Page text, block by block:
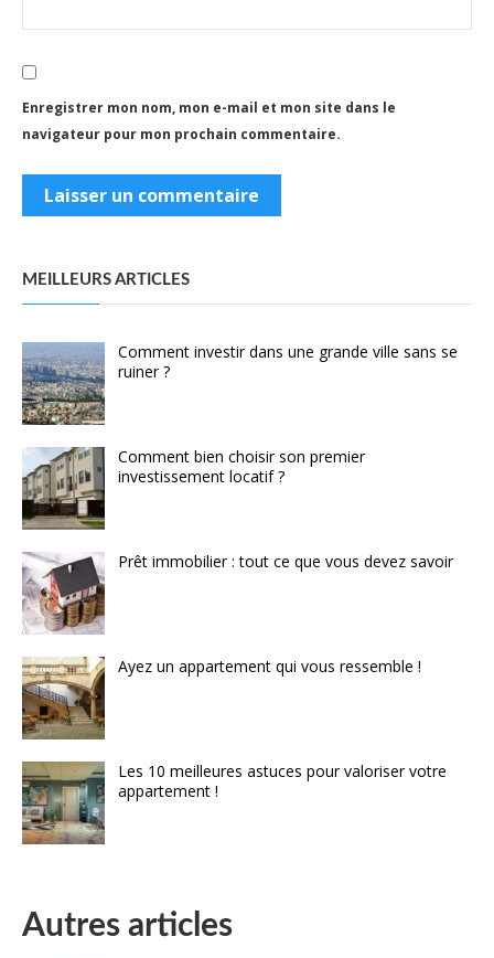
Enregistrer mon nom, mon e-mail et mon site dans le
navigateur pour mon prochain commentaire.
MEILLEURS ARTICLES
Comment investir dans une grande ville sans se
ruiner ?
Comment bien choisir son premier
investissement locatif ?
Prêt immobilier : tout ce que vous devez savoir
Ayez un appartement qui vous ressemble !
Les 10 meilleures astuces pour valoriser votre
appartement !
Autres articles